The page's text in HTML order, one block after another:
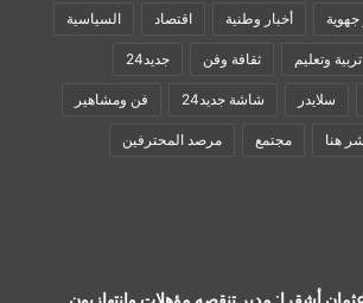
جهوية أخبار وطنية اقتصاد السياسية
تربية وتعليم ثقافة وفن جديد24
سلايدر شاشة جديد24 فن ومشاهير
هنا مجتمع مرصد المحترفين